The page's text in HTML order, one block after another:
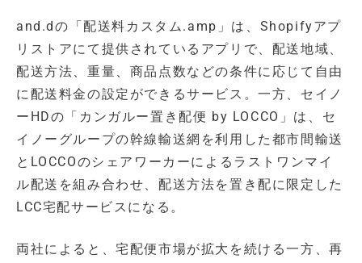
and.dの「配送料カスタム.amp」は、Shopifyアプ
リストアにて提供されているアプリで、配送地域、
配送方法、重量、商品点数などの条件に応じて自由
に配送料金の設定ができるサービス。一方、セイノ
ーHDの「カンガルー置き配便 by LOCCO」は、セ
イノーグループの幹線輸送網を利用した都市間輸送
とLOCCOのシェアワーカーによるラストワンマイ
ル配送を組み合わせ、配送方法を置き配に限定した
LCC宅配サービスになる。
両社によると、宅配便市場が拡大を続ける一方、再